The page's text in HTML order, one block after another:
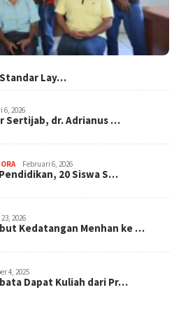
Lay…
6, 2026
Sertijab, dr. Adrianus …
Februari 6, 2026
20 Siswa S…
2026
Kedatangan Menhan ke …
4, 2025
Dapat Kuliah dari Pr…